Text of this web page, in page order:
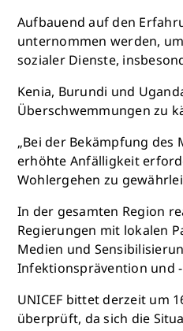
Aufbauend auf den
unternommen werden,
sozialer Dienste,
Kenia, Burundi und
Überschwemmungen zu
„Bei der Bekämpfung
erhöhte Anfälligkeit
Wohlergehen zu
In der gesamten Region
Regierungen mit lokalen
Medien und
Infektionsprävention und
UNICEF bittet derzeit um
überprüft, da sich die